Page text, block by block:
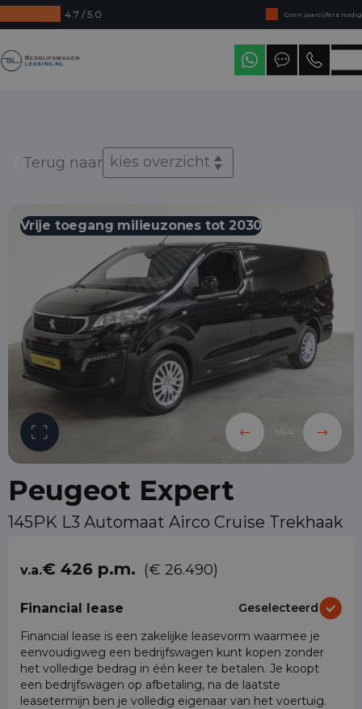
4.7 / 5.0
Geen jaarcijfers nodig
Direct uit voorraad leverbaar
Levering in heel Nederland
Terug naar kies overzicht
Vrije toegang milieuzones tot 2030
1/44
Peugeot Expert
145PK L3 Automaat Airco Cruise Trekhaak
v.a.€ 426 p.m. (€ 26.490)
Financial lease
Geselecteerd
Financial lease is een zakelijke leasevorm waarmee je
eenvoudigweg een bedrijfswagen kunt kopen zonder
het volledige bedrag in één keer te betalen. Je koopt
een bedrijfswagen op afbetaling, na de laatste
leasetermijn ben je volledig eigenaar van het voertuig.